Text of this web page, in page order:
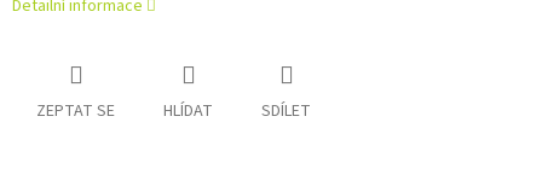
Detailní informace
ZEPTAT SE HLÍDAT SDÍLET